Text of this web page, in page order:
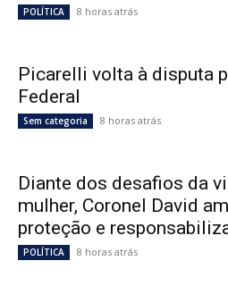
POLÍTICA 8 horas atrás
Picarelli volta à disputa
Federal
Sem categoria 8 horas atrás
Diante dos desafios da
mulher, Coronel David
proteção e
POLÍTICA 8 horas atrás